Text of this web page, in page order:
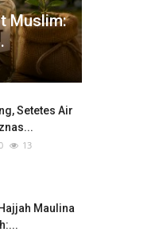
Muslim:
Setetes Air
13
Maulina